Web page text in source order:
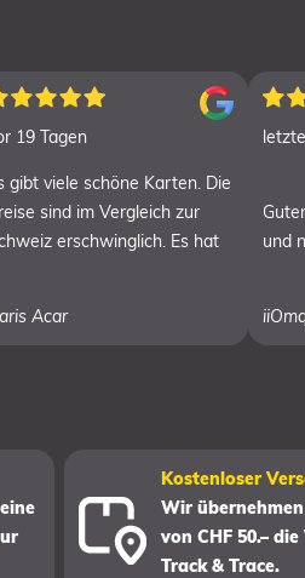
19 Tagen
gibt viele schöne Karten. Die
sind im Vergleich zur
erschwinglich. Es hat
Acar
und
Kostenloser
Wir
von CHF 50.–
Track & Trace.